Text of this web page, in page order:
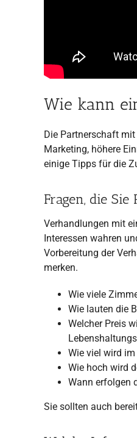
Wie kann
Die Partnerschaft
Marketing, höhere
einige Tipps für die
Fragen, die
Verhandlungen mit
Interessen wahren
Vorbereitung der
merken.
Wie viele
Wie lauten die
Welcher Preis
Wie viel wird
Wie hoch wird
Wann erfolgen
Sie sollten auch